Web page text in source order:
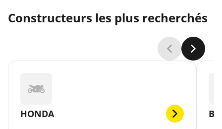
Constructeurs les plus recherchés
HONDA